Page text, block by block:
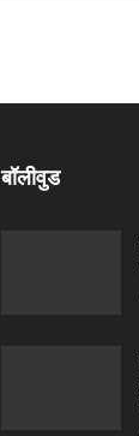
बॉलीवुड